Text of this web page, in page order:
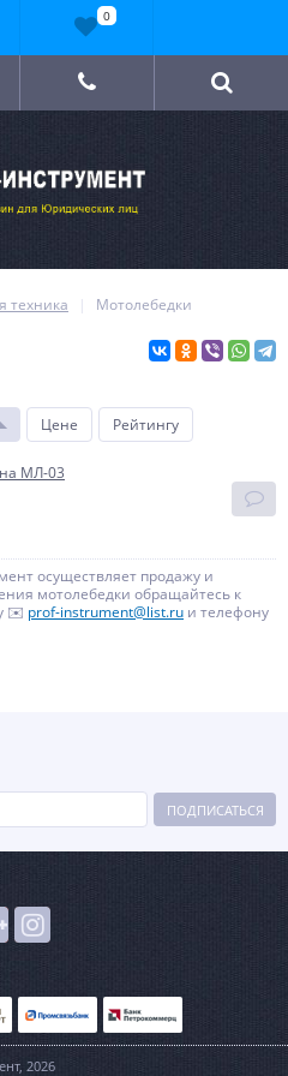
техника Мотолебедки
Цене Рейтингу
МЛ-03
осуществляет продажу и
мотолебедки обращайтесь к
✉️ prof-instrument@list.ru и телефону
ПОДПИСАТЬСЯ
2026
0